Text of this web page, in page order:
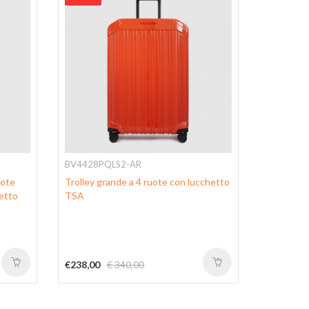
BV4428PQLS2-AR
Trolley grande a 4 ruote con lucchetto
TSA
€238,00 € 340,00